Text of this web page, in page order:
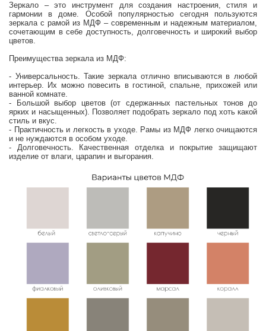
Зеркало – это инструмент для создания настроения, стиля и
гармонии в доме. Особой популярностью сегодня пользуются
зеркала с рамой из МДФ – современным и надежным материалом,
сочетающим в себе доступность, долговечность и широкий выбор
цветов.
Преимущества зеркала из МДФ:
- Универсальность. Такие зеркала отлично вписываются в любой
интерьер. Их можно повесить в гостиной, спальне, прихожей или
ванной комнате.
- Большой выбор цветов (от сдержанных пастельных тонов до
ярких и насыщенных). Позволяет подобрать зеркало под хоть какой
стиль и вкус.
- Практичность и легкость в уходе. Рамы из МДФ легко очищаются
и не нуждаются в особом уходе.
- Долговечность. Качественная отделка и покрытие защищают
изделие от влаги, царапин и выгорания.